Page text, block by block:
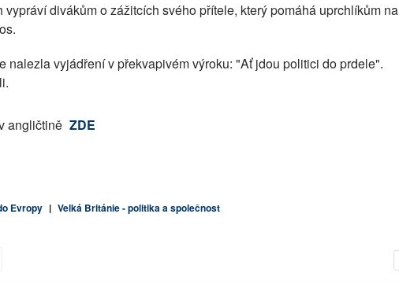
vypráví divákům o zážitcích svého přítele, který pomáhá uprchlíkům na
nalezla vyjádření v překvapivém výroku: "Ať jdou politici do prdele".
angličtině ZDE
Evropy | Velká Británie - politika a společnost